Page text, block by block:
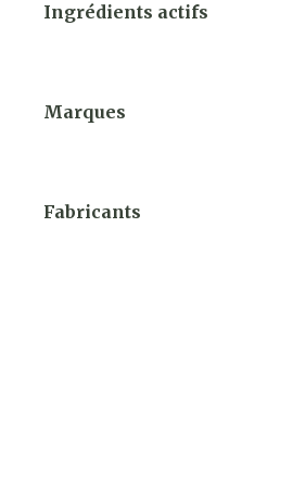
Ingrédients actifs
Marques
Fabricants